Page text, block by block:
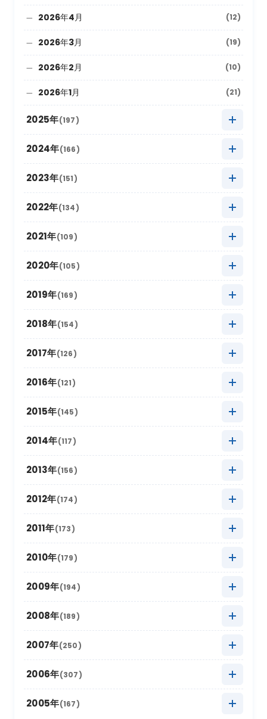
2026年4月 (12)
2026年3月 (19)
2026年2月 (10)
2026年1月 (21)
2025年(197)
2025年12月 (9)
2025年11月
2025年10月 (27)
2025年9月 (10)
2025年7月 (16)
2025年6月 (8)
2025年5月 (22)
2025年4月
2025年3月 (20)
2025年2月 (6)
2024年(166)
2024年12月 (8)
2024年11月
2024年10月 (20)
2024年9月 (12)
2024年7月 (18)
2024年6月 (6)
2024年5月 (18)
2024年4月
2024年3月 (14)
2024年2月 (5)
2023年(151)
2023年12月 (5)
2023年11月
2023年10月 (24)
2023年9月 (11)
2023年7月 (12)
2023年6月 (6)
2023年5月 (21)
2023年4月
2023年3月 (13)
2023年2月 (8)
2022年(134)
2022年12月 (11)
2022年11月
2022年10月 (21)
2022年9月 (12)
2022年7月 (9)
2022年6月 (2)
2022年5月 (11)
2022年4月
2022年3月 (10)
2022年2月 (6)
2021年(109)
2021年12月 (3)
2021年11月
2021年10月 (16)
2021年9月 (5)
2021年7月 (9)
2021年6月 (6)
2021年5月 (9)
2021年4月
2021年3月 (11)
2021年2月 (7)
2020年(105)
2020年12月 (4)
2020年11月
2020年10月 (13)
2020年9月 (4)
2020年7月 (8)
2020年6月 (4)
2020年5月 (8)
2020年4月
2020年3月 (6)
2020年2月 (15)
2019年(169)
2019年12月 (9)
2019年11月
2019年10月 (26)
2019年9月 (12)
2019年7月 (16)
2019年6月 (4)
2019年5月 (20)
2019年4月
2019年3月 (12)
2019年2月 (6)
2018年(154)
2018年12月 (10)
2018年11月
2018年10月 (20)
2018年9月 (16)
2018年7月 (11)
2018年6月 (6)
2018年5月 (16)
2018年4月
2018年3月 (11)
2018年2月 (10)
2017年(126)
2017年12月 (7)
2017年11月
2017年10月 (17)
2017年9月 (6)
2017年7月 (11)
2017年6月 (4)
2017年5月 (15)
2017年4月
2017年3月 (11)
2017年2月 (4)
2016年(121)
2016年12月 (4)
2016年11月
2016年10月 (19)
2016年9月 (9)
2016年7月 (13)
2016年6月 (7)
2016年5月 (16)
2016年4月
2016年3月 (10)
2016年2月 (6)
2015年(145)
2015年12月 (4)
2015年11月
2015年10月 (30)
2015年9月 (15)
2015年7月 (14)
2015年6月 (9)
2015年5月 (17)
2015年4月
2015年3月 (12)
2015年2月 (7)
2014年(117)
2014年12月 (10)
2014年11月
2014年10月 (18)
2014年9月 (13)
2014年7月 (8)
2014年6月 (8)
2014年5月 (12)
2014年4月
2014年3月 (9)
2013年(156)
2013年12月 (8)
2013年11月
2013年10月 (12)
2013年9月 (17)
2013年7月 (19)
2013年6月 (12)
2013年5月 (16)
2013年4月
2012年(174)
2012年12月 (11)
2012年11月
2012年10月 (17)
2012年9月 (18)
2012年7月 (17)
2012年6月 (17)
2012年5月 (16)
2011年(173)
2011年12月 (14)
2011年11月
2011年10月 (22)
2011年9月 (17)
2011年7月 (21)
2011年6月 (9)
2010年(179)
2010年12月 (15)
2010年11月
2010年10月 (13)
2010年9月 (19)
2010年7月 (12)
2009年(194)
2009年12月 (15)
2009年11月
2009年10月 (13)
2009年9月 (22)
2008年(189)
2008年12月 (10)
2008年11月
2008年10月 (16)
2007年(250)
2007年12月 (17)
2007年11月
2006年(307)
2006年12月 (30)
2005年(167)